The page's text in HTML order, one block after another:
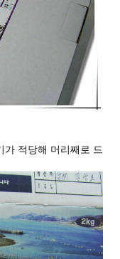
적당해 머리째로 드